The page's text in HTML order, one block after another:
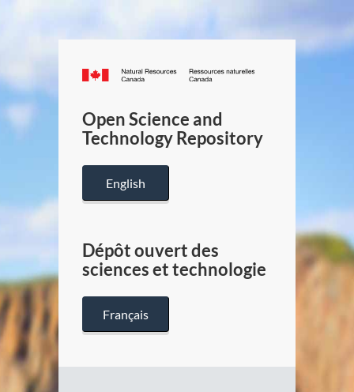
Canada.ca
/
Canada
Open Science and
Technology Repository
English
Dépôt ouvert des
sciences et technologie
Français